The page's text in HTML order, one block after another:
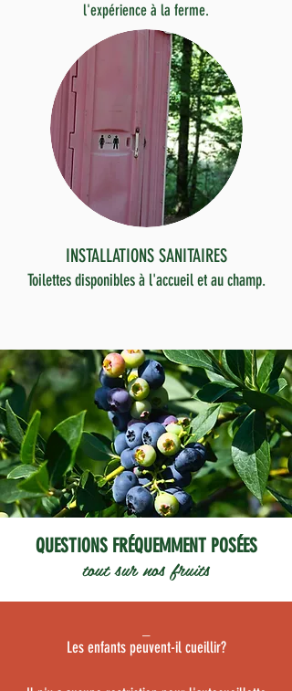
l'expérience à la ferme.
INSTALLATIONS SANITAIRES
Toilettes disponibles à l'accueil et au champ.
QUESTIONS FRÉQUEMMENT POSÉES
tout sur nos fruits
Les enfants peuvent-il cueillir?